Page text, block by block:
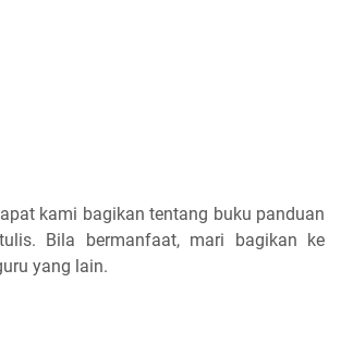
kami bagikan tentang buku panduan
Bila bermanfaat, mari bagikan ke
yang lain.